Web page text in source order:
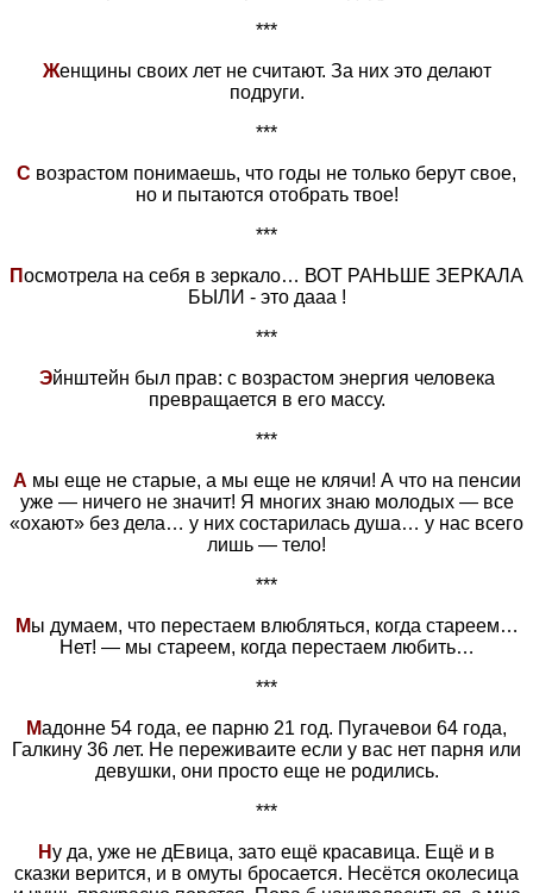
***
Женщины своих лет не считают. За них это делают
подруги.
***
С возрастом понимаешь, что годы не только берут свое,
но и пытаются отобрать твое!
***
Посмотрела на себя в зеркало… ВОТ РАНЬШЕ ЗЕРКАЛА
БЫЛИ - это дааа !
***
Эйнштейн был прав: с возрастом энергия человека
превращается в его массу.
***
А мы еще не старые, а мы еще не клячи! А что на пенсии
уже — ничего не значит! Я многих знаю молодых — все
«охают» без дела… у них состарилась душа… у нас всего
лишь — тело!
***
Мы думаем, что перестаем влюбляться, когда стареем…
Нет! — мы стареем, когда перестаем любить…
***
Мадонне 54 года, ее парню 21 год. Пугачевои 64 года,
Галкину 36 лет. Не переживаите если у вас нет парня или
девушки, они просто еще не родились.
***
Ну да, уже не дЕвица, зато ещё красавица. Ещё и в
сказки верится, и в омуты бросается. Несётся околесица